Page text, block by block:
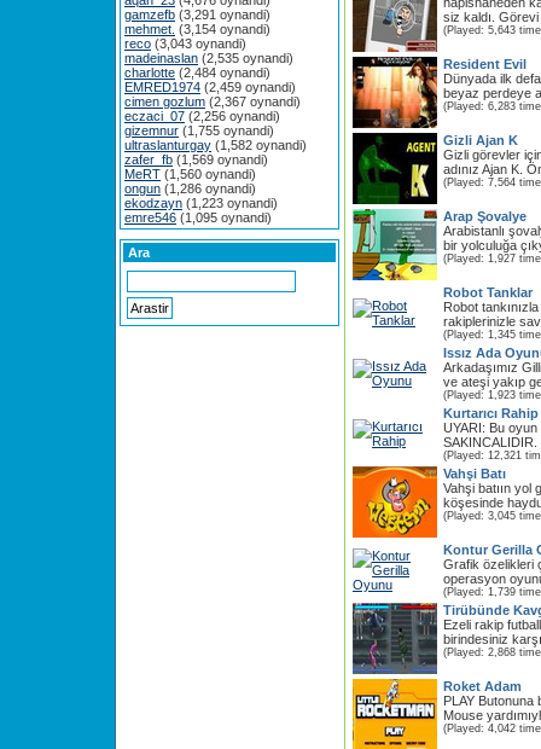
gamzefb (3,291 oynandi)
mehmet. (3,154 oynandi)
reco (3,043 oynandi)
madeinaslan (2,535 oynandi)
charlotte (2,484 oynandi)
EMRED1974 (2,459 oynandi)
cimen gozlum (2,367 oynandi)
eczaci_07 (2,256 oynandi)
gizemnur (1,755 oynandi)
ultraslanturgay (1,582 oynandi)
zafer_fb (1,569 oynandi)
MeRT (1,560 oynandi)
ongun (1,286 oynandi)
ekodzayn (1,223 oynandi)
emre546 (1,095 oynandi)
Ara
siz kaldı.
(Played: 5,643
Resident Evil
Dünyada ilk
beyaz perdeye
(Played: 6,283
Gizli Ajan K
Gizli görevler
adınız Ajan K.
(Played: 7,564
Arap Şovalye
Arabistanlı
bir yolculuğa
(Played: 1,927
Robot Tanklar
Robot
rakiplerinizle
(Played: 1,345
Issız Ada
Arkadaşımız
ve ateşi yakıp
(Played: 1,923
Kurtarıcı Rahip
UYARI: Bu
(Played: 12,321
Vahşi Batı
Vahşi batıın
köşesinde
(Played: 3,045
Kontur Gerilla
Grafik özelikleri
operasyon
(Played: 1,739
Tirübünde
Ezeli rakip
birindesiniz
(Played: 2,868
Roket Adam
PLAY Butonuna
Mouse
(Played: 4,042